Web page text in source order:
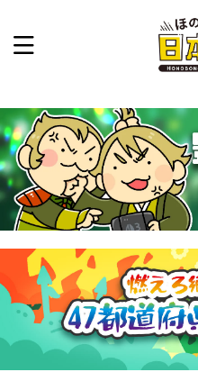
気になった日本史の事件
ね。中の人が24時間手動
です）
例：織田信長 長篠の戦い